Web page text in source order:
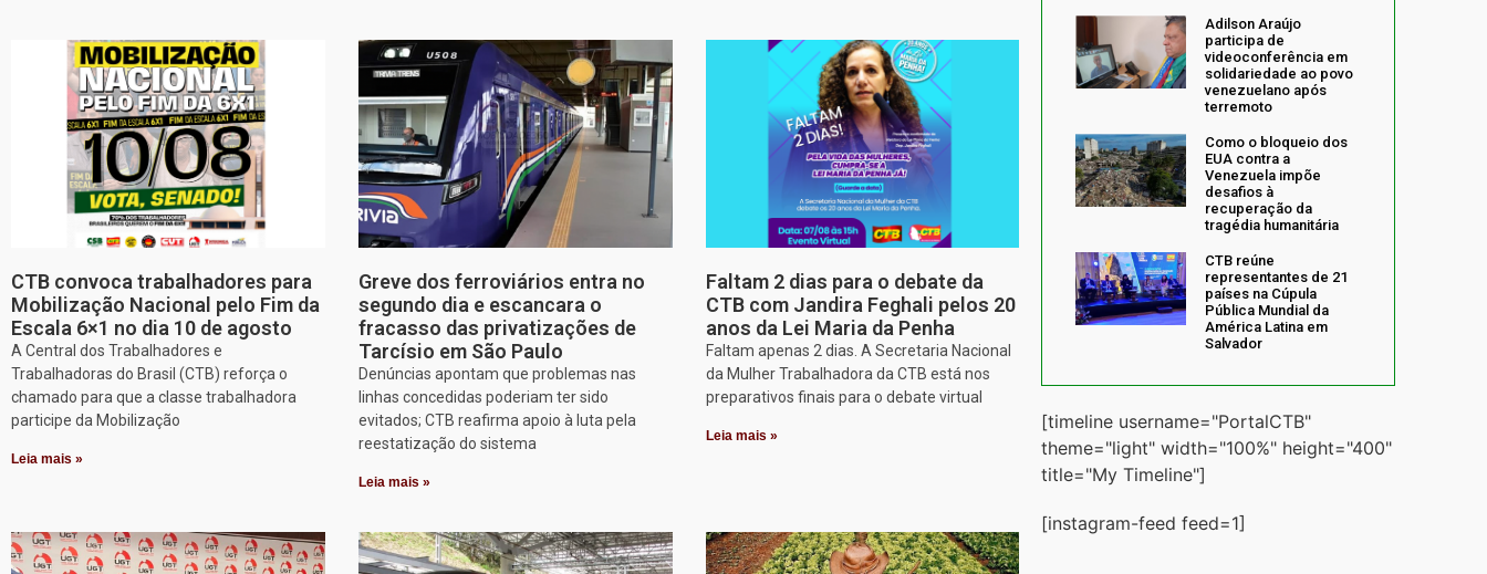
CTB convoca trabalhadores para
Mobilização Nacional pelo Fim da
Escala 6×1 no dia 10 de agosto
A Central dos Trabalhadores e
Trabalhadoras do Brasil (CTB) reforça o
chamado para que a classe trabalhadora
participe da Mobilização
Leia mais »
Greve dos ferroviários entra no
segundo dia e escancara o
fracasso das privatizações de
Tarcísio em São Paulo
Denúncias apontam que problemas nas
linhas concedidas poderiam ter sido
evitados; CTB reafirma apoio à luta pela
reestatização do sistema
Leia mais »
Faltam 2 dias para o debate da
CTB com Jandira Feghali pelos 20
anos da Lei Maria da Penha
Faltam apenas 2 dias. A Secretaria Nacional
da Mulher Trabalhadora da CTB está nos
preparativos finais para o debate virtual
Leia mais »
Adilson Araújo
participa de
videoconferência em
solidariedade ao povo
venezuelano após
terremoto
Como o bloqueio dos
EUA contra a
Venezuela impõe
desafios à
recuperação da
tragédia humanitária
CTB reúne
representantes de 21
países na Cúpula
Pública Mundial da
América Latina em
Salvador
[timeline username="PortalCTB"
theme="light" width="100%" height="400"
title="My Timeline"]
[instagram-feed feed=1]